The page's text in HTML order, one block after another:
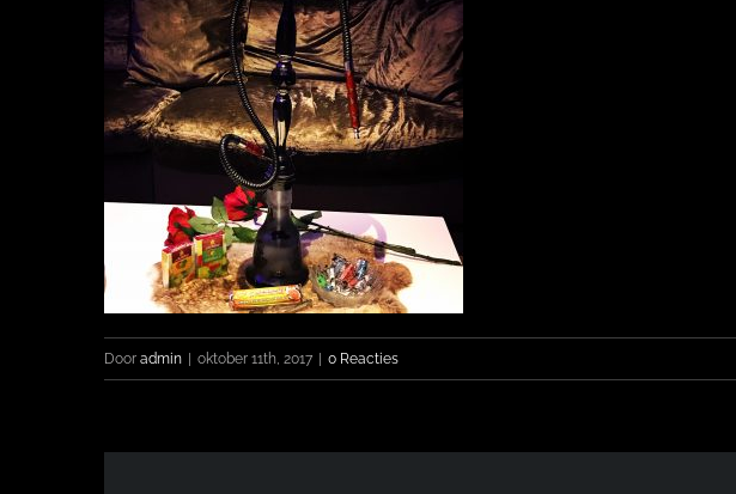
Door admin oktober 11th, 2017 0 Reacties